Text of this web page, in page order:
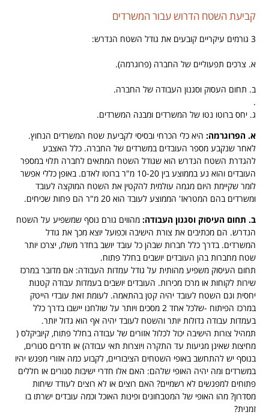
קביעת השטח הדרוש עבור המשרדים
3 גורמים עיקריים קובעים את גודל השטח הנדרש:
א. צרכים תפעוליים של החברה (פרוגרמה).
ב. תחום העסוק וסגנון העבודה של החברה.
.
ג. יחס ברוטו נטו של המשרדים ומבנה המשרדים.
א. הפרוגרמה: היא כלי הכרחי ובסיסי לקביעת שטח המשרדים הנחוץ.
לאחר שנקבע מספר העובדים במשרדים של החברה. כלל האצבע
להגדרת השטח הנדרש הוא שגודל השטח המתאים לחברה תלוי במספר
העובדים והוא נע בממוצע בין 10-20 מ"ר ברוטו לאדם. באופן כללי אפשר
לומר שקיימת היום מגמה עולמית להקטין את השטח המוקצה לעובד
ומשרדים בהם המטראז' הממוצע לעובד הוא 20 מ"ר הם פחות שכיחים.
ב. תחום העיסוק וסגנון העבודה:מהווים גורם נוסף שמשפיע על השטח
הנדרש. הם מכתיבים את צורת הישיבה וכפועל יוצא מכך את גודל
המשרדים. בדרך כלל חברות שבהן כל עובד יושב בחדר משלו, יצרכו יותר
שטח מחברות בהן העובדים יושבים בחלל פתוח.
תחום העיסוק משפיע מהותית על גודל עמדות העבודה: אם מדובר במרכז
שירות לקוחות או מרכז מכירות. העובדים יושבים בעמדות עבודה קטנות
יחסית וגם השטח לעובד יהיה קטן בהתאמה. לעומת זאת עובדי הייטק
במרכז הפיתוח -שלכל אחד 2 מסכים ויותר על שולחנו יישבו בדרך כלל
בעמדות עבודה גדולות יותר והשטח לעובד יהיה אף הוא גדול יותר.
תמהיל צורות הישיבה יכול לכלול אזורים של עבודה בחלל פתוח, קיוביקלס (
מחיצות שאינן מגיעות עד התקרה ויוצרות תאי עבודה) או חדרים סגורים,
בנוסף יש להתחשב באופי השטחים הציבוריים, לקבוע כמה אזורי מפגש יהיו
במשרדים ומה יהיה האופי שלהם: האם אלו חדרי ישיבות סגורים או חללים
פתוחים למפגשים לא רשמיים? האם רוצים או לא רוצים לעודד שיחות
מסדרון? מהו האופי של המטבחונים ופינות האוכל וכמה עובדים ישרתו בו
זמנית?